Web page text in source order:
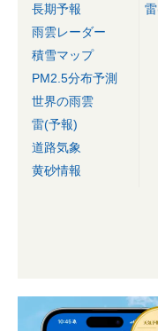
長期予報
雨雲レーダー
積雪マップ
PM2.5分布予測
世界の雨雲
雷(予報)
道路気象
黄砂情報